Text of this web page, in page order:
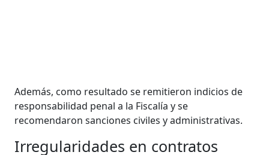
Además, como resultado se remitieron indicios de
responsabilidad penal a la Fiscalía y se
recomendaron sanciones civiles y administrativas.
Irregularidades en contratos